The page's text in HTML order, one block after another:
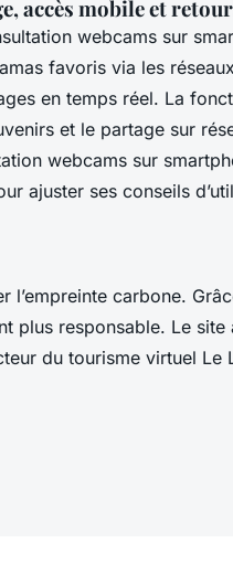
accès mobile et
webcams sur
favoris via les
en temps réel. La
et le partage sur
webcams sur
ajuster ses conseils
l’empreinte carbone.
plus responsable. Le
du tourisme virtuel Le